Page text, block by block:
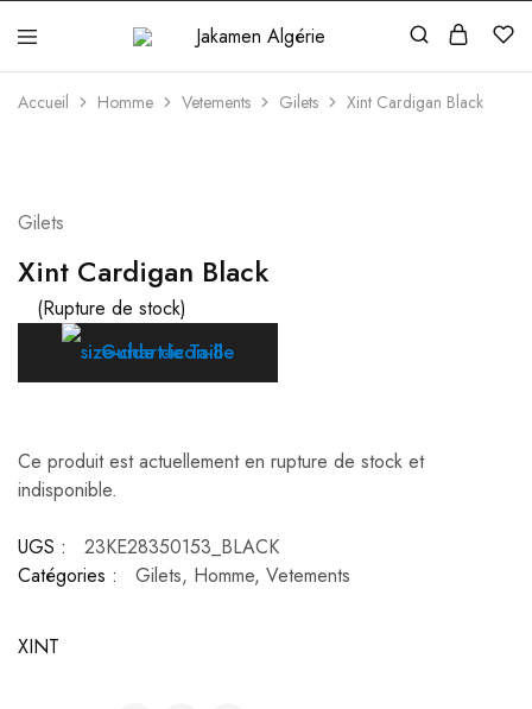
Jakamen
Algérie
Accueil Homme Vetements Gilets Xint Cardigan Black
Gilets
Xint Cardigan Black
(Rupture de stock)
Guide de Taille
Ce produit est actuellement en rupture de stock et
indisponible.
UGS :
23KE28350153_BLACK
Catégories :
Gilets, Homme, Vetements
XINT